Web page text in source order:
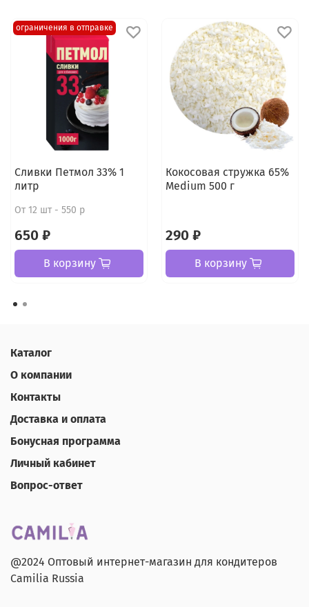
ограничения в отправке
Сливки Петмол 33% 1
литр
От 12 шт - 550 р
650 ₽
В корзину
Кокосовая стружка 65%
Medium 500 г
290 ₽
В корзину
Каталог
О компании
Контакты
Доставка и оплата
Бонусная программа
Личный кабинет
Вопрос-ответ
@2024 Оптовый интернет-магазин для кондитеров
Camilia Russia